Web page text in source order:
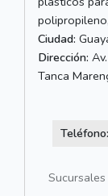
Ciudad:
Dirección:
Tanca
Teléfono:
Sucursales